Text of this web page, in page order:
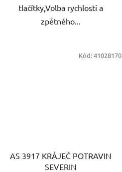
tlačítky,Volba rychlosti a
zpětného...
AS 3917 KRÁJEČ POTRAVIN
SEVERIN
Kód:41028170